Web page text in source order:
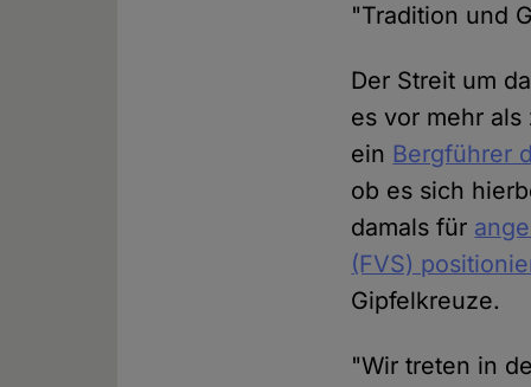
"Tradition und
Der Streit um
es vor mehr
ein Bergführer
ob es sich
damals für
(FVS)
Gipfelkreuze.
"Wir treten in